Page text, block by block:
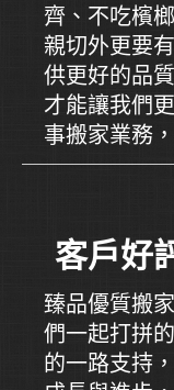
齊、不吃檳
親切外更要
供更好的品
才能讓我們
事搬家業務
運用技巧搬
客戶好
臻品優質搬
們一起打拼
的一路支持